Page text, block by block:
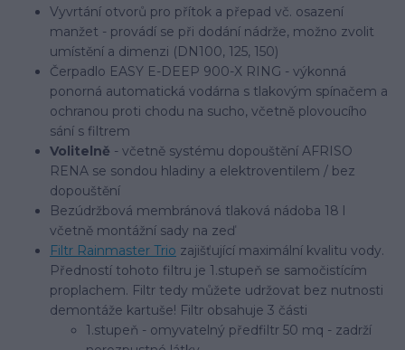
Vyvrtání otvorů pro přítok a přepad vč. osazení
manžet - provádí se při dodání nádrže, možno zvolit
umístění a dimenzi (DN100, 125, 150)
Čerpadlo EASY E-DEEP 900-X RING - výkonná
ponorná automatická vodárna s tlakovým spínačem a
ochranou proti chodu na sucho, včetně plovoucího
sání s filtrem
Volitelně - včetně systému dopouštění AFRISO
RENA se sondou hladiny a elektroventilem / bez
dopouštění
Bezúdržbová membránová tlaková nádoba 18 l
včetně montážní sady na zeď
Filtr Rainmaster Trio zajišťující maximální kvalitu vody.
Předností tohoto filtru je 1.stupeň se samočistícím
proplachem. Filtr tedy můžete udržovat bez nutnosti
demontáže kartuše! Filtr obsahuje 3 části
1.stupeň - omyvatelný předfiltr 50 mq - zadrží